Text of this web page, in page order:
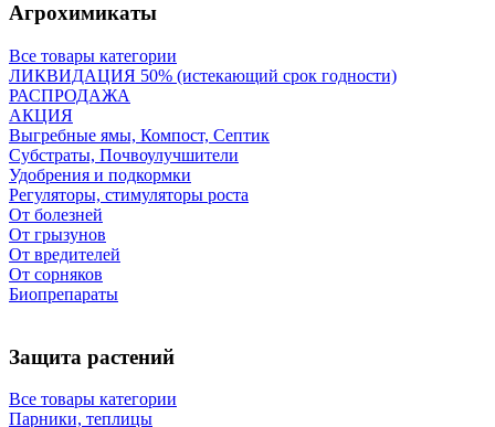
Агрохимикаты
Все товары категории
ЛИКВИДАЦИЯ 50% (истекающий срок годности)
РАСПРОДАЖА
АКЦИЯ
Выгребные ямы, Компост, Септик
Субстраты, Почвоулучшители
Удобрения и подкормки
Регуляторы, стимуляторы роста
От болезней
От грызунов
От вредителей
От сорняков
Биопрепараты
Защита растений
Все товары категории
Парники, теплицы